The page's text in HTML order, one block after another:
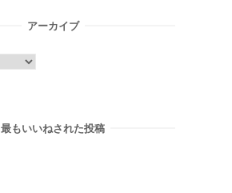
アーカイブ
最もいいねされた投稿